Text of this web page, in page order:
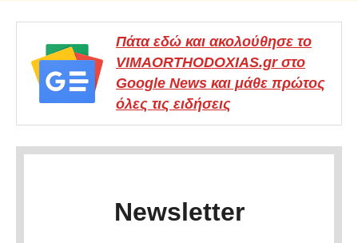
Πάτα εδώ και ακολούθησε το
VIMAORTHODOXIAS.gr στο
Google News και μάθε πρώτος
όλες τις ειδήσεις
Newsletter